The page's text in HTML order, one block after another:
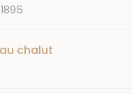
chalut